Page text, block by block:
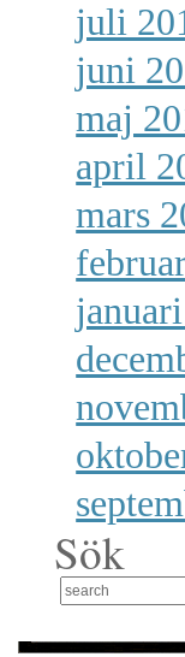
juli
juni
maj
april
mars
Sök